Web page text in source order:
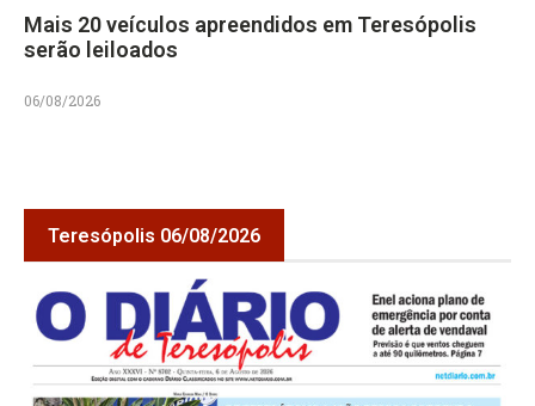
Mais 20 veículos apreendidos em Teresópolis
serão leiloados
06/08/2026
Teresópolis 06/08/2026